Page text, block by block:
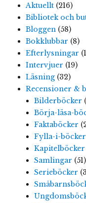
Aktuellt(216)
Bibliotek och
Bloggen(58)
Bokklubbar (8)
Efterlysningar
Intervjuer (19)
Läsning(32)
Recensioner &
Bilderböcker
Börja-läsa-
Faktaböcker
Fylla-i-böcker
Kapitelböcker
Samlingar (51)
Serieböcker